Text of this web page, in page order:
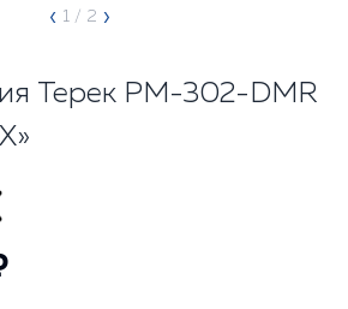
‹ 1 / 2 ›
Терек РМ-302-DMR